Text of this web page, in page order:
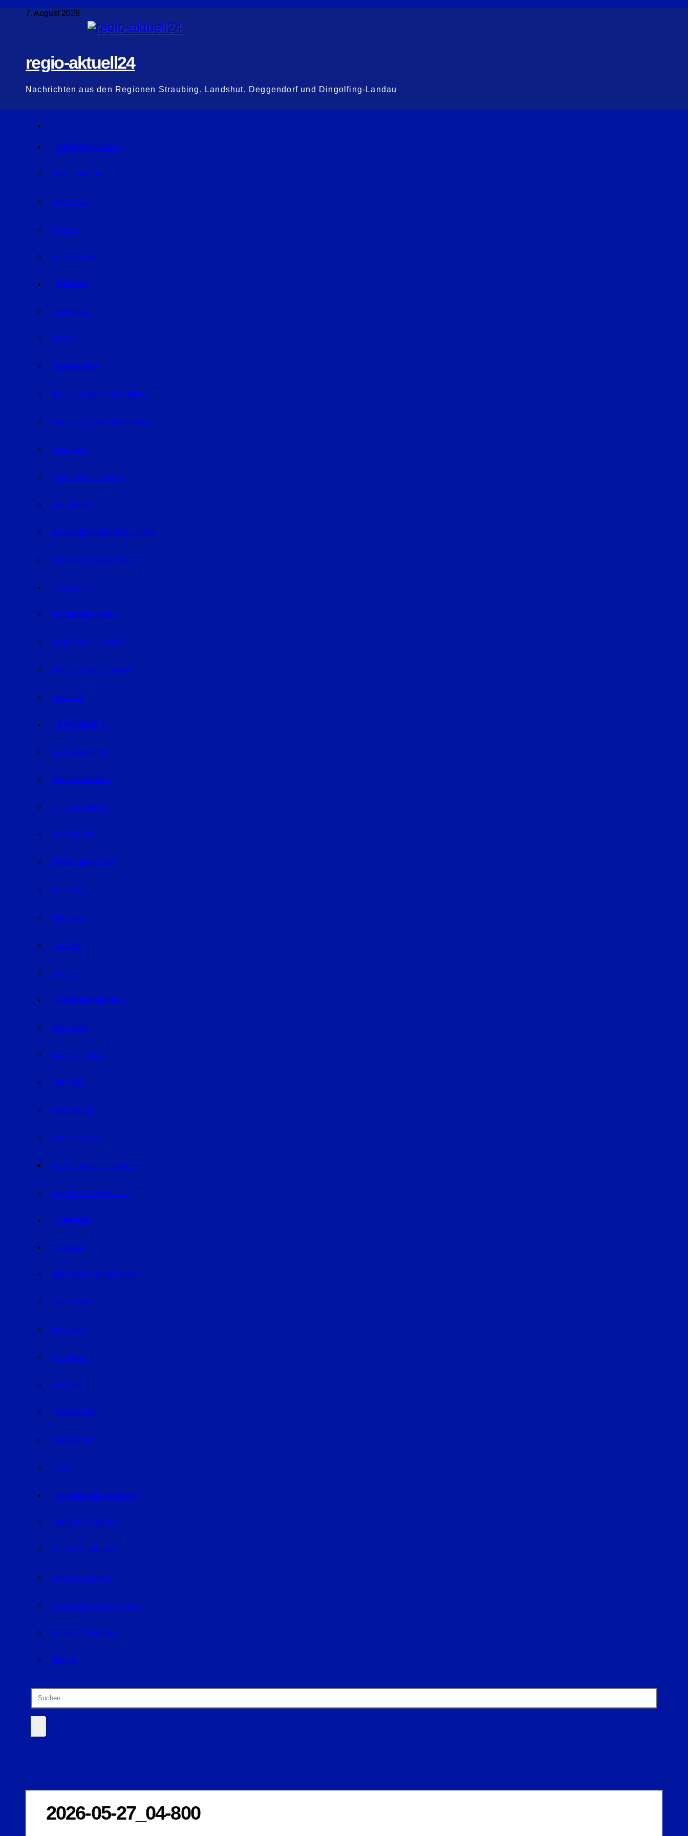
Zum
7. August 2026
regio-aktuell24
Nachrichten aus den Regionen Straubing, Landshut, Deggendorf und Dingolfing-Landau
ÜBERREGIONAL
NIEDERBAYERN
OBERPFALZ
BAYERN
DEUTSCHLAND
REGION
STRAUBING
BOGEN
GEISELHÖRING
MALLERSDORF-PFAFFENBERG
LANDKREIS STRAUBING-BOGEN
LANDSHUT
LANDKREIS LANDSHUT
DINGOLFING
LANDKREIS DINGOLFING-LANDAU
LANDKREIS DEGGENDORF
POLIZEI
POLIZEIMELDUNGEN
FAHNDUNG/VERMISSTE
AUS DEM GERICHTSSAAL
VERKEHR
RATGEBER
AUTO & VERKEHR
BAUEN & WOHNEN
GELD & FINANZEN
GESUNDHEIT
REISE & ERHOLUNG
LIFE-STYLE
KARRIERE
TECHNIK
WETTER
SONDERTHEMEN
PODCASTS
KIDS & TEENIES
SENIOREN
KATZ & HUND
VALENTINSTAG
MEINE LIEBESERKLÄRUNG
BUNDESTAGSWAHL 2017
VEREINE
SPORT
EISHOCKEY/INLINEHOCKEY
VOLLEYBALL
FUSSBALL
HANDBALL
FOOTBALL
TRABRENNEN
KAMPFSPORT
SONSTIGE
VERANSTALTUNGEN
VERANSTALTUNGEN
REGION STRAUBING
REGION LANDSHUT
REGION DINGOLFING-LANDAU
RAUM DEGGENDORF
BLUVAL
2026-05-27_04-800